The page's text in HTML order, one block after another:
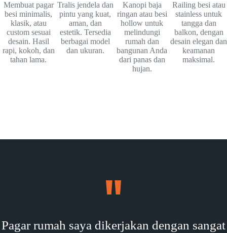
Membuat pagar
besi minimalis,
klasik, atau
custom sesuai
desain. Hasil
rapi, kokoh, dan
tahan lama.
Tralis jendela dan
pintu yang kuat,
aman, dan
estetik. Tersedia
berbagai model
dan ukuran.
Kanopi baja
ringan atau besi
hollow untuk
melindungi
rumah dan
bangunan Anda
dari panas dan
hujan.
Railing besi atau
stainless untuk
tangga dan
balkon, dengan
desain elegan dan
keamanan
maksimal.
Pagar rumah saya dikerjakan dengan sangat